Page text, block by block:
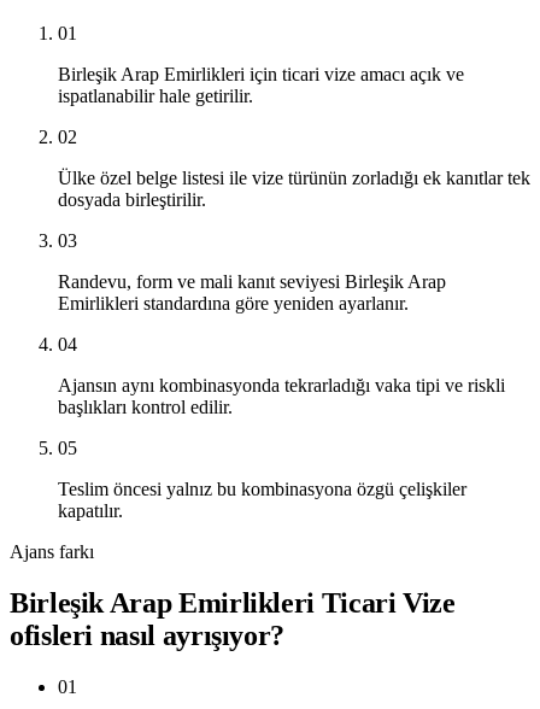
01
Birleşik Arap Emirlikleri için ticari vize amacı açık ve
ispatlanabilir hale getirilir.
02
Ülke özel belge listesi ile vize türünün zorladığı ek kanıtlar tek
dosyada birleştirilir.
03
Randevu, form ve mali kanıt seviyesi Birleşik Arap
Emirlikleri standardına göre yeniden ayarlanır.
04
Ajansın aynı kombinasyonda tekrarladığı vaka tipi ve riskli
başlıkları kontrol edilir.
05
Teslim öncesi yalnız bu kombinasyona özgü çelişkiler
kapatılır.
Ajans farkı
Birleşik Arap Emirlikleri Ticari Vize
ofisleri nasıl ayrışıyor?
01